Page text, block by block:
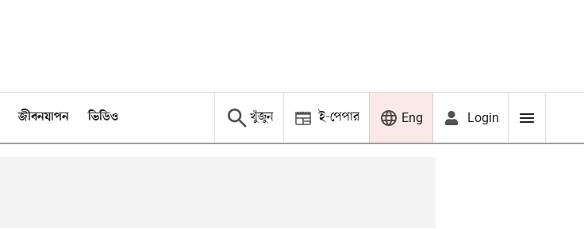
জীবনযাপন ভিডিও খুঁজুন ই-পেপার Eng Login